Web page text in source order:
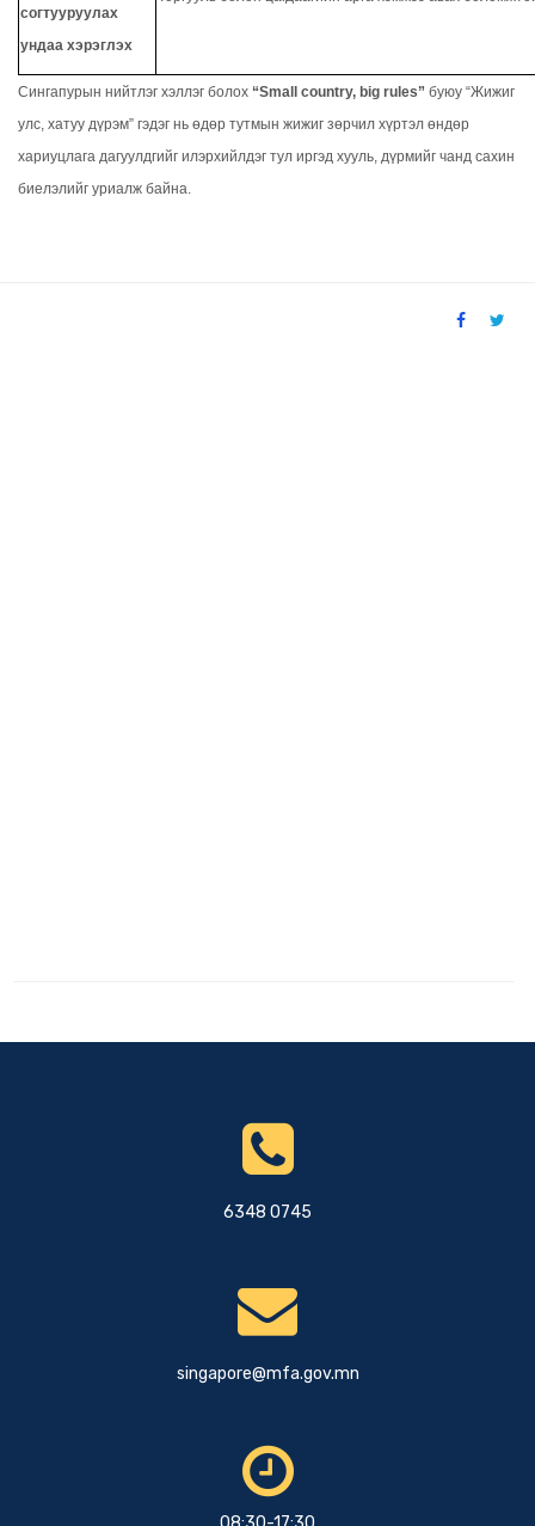
согтууруулах
ундаа хэрэглэх
Сингапурын нийтлэг хэллэг болох “Small country, big rules” буюу “Жижиг
улс, хатуу дүрэм” гэдэг нь өдөр тутмын жижиг зөрчил хүртэл өндөр
хариуцлага дагуулдгийг илэрхийлдэг тул иргэд хууль, дүрмийг чанд сахин
биелэлийг уриалж байна.
6348 0745
singapore@mfa.gov.mn